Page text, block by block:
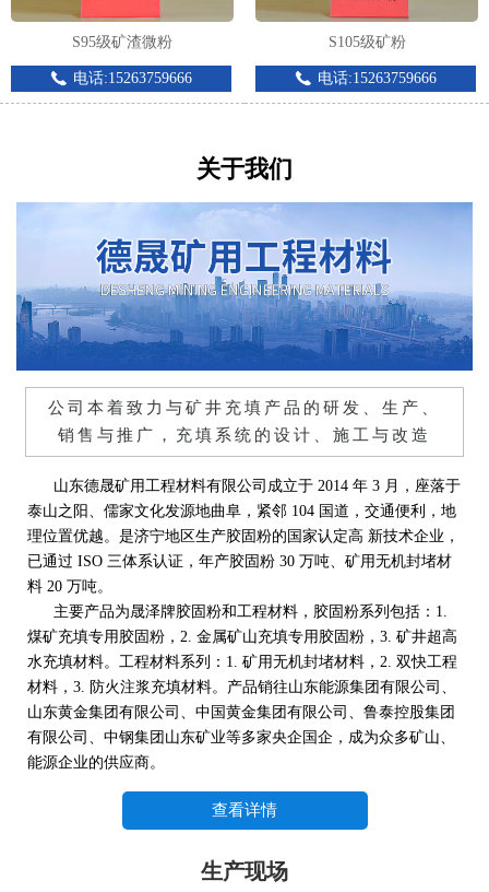
S95级矿渣微粉
电话:15263759666
S105级矿粉
电话:15263759666
关于我们
公司本着致力与矿井充填产品的研发、生产、
销售与推广，充填系统的设计、施工与改造
山东德晟矿用工程材料有限公司成立于 2014 年 3 月，座落于
泰山之阳、儒家文化发源地曲阜，紧邻 104 国道，交通便利，地
理位置优越。是济宁地区生产胶固粉的国家认定高 新技术企业，
已通过 ISO 三体系认证，年产胶固粉 30 万吨、矿用无机封堵材
料 20 万吨。
主要产品为晟泽牌胶固粉和工程材料，胶固粉系列包括：1.
煤矿充填专用胶固粉，2. 金属矿山充填专用胶固粉，3. 矿井超高
水充填材料。工程材料系列：1. 矿用无机封堵材料，2. 双快工程
材料，3. 防火注浆充填材料。产品销往山东能源集团有限公司、
山东黄金集团有限公司、中国黄金集团有限公司、鲁泰控股集团
有限公司、中钢集团山东矿业等多家央企国企，成为众多矿山、
能源企业的供应商。
查看详情
生产现场